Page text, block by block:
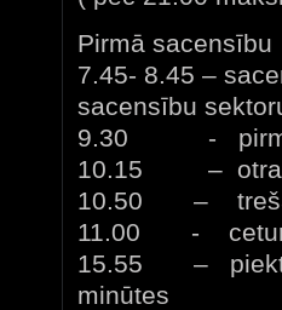
Pirmā
7.45- 8.45 –
sacensību
9.30 - pirmais
10.15 – otrais
10.50 – trešais
11.00 -
15.55 –
minūtes